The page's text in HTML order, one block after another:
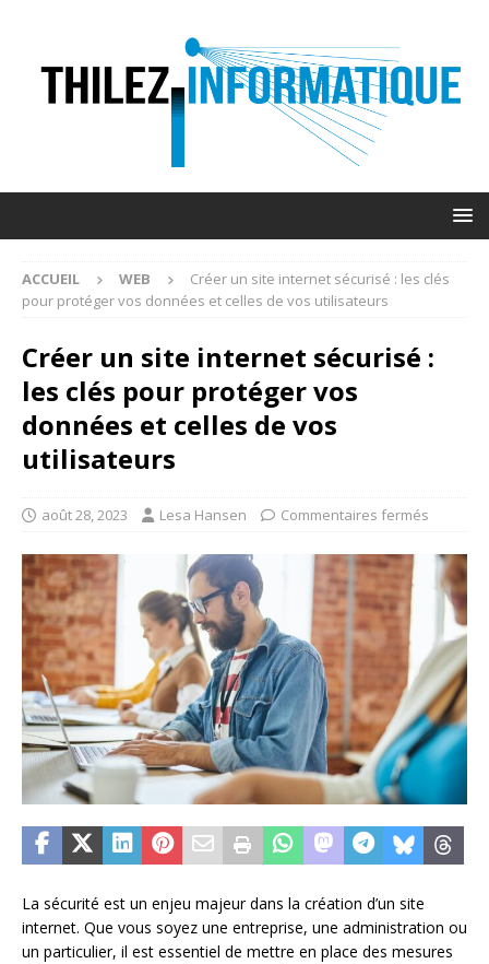
ACCUEIL WEB
Créer un site internet sécurisé : les clés
pour protéger vos données et celles de vos utilisateurs
Créer un site internet sécurisé :
les clés pour protéger vos
données et celles de vos
utilisateurs
août 28, 2023 Lesa Hansen Commentaires fermés
La sécurité est un enjeu majeur dans la création d’un site
internet. Que vous soyez une entreprise, une administration ou
un particulier, il est essentiel de mettre en place des mesures